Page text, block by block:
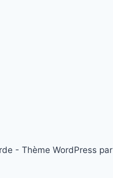
- Thème WordPress par